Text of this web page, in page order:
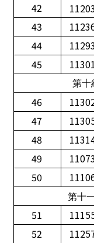
42
43
44
45
第十
46
47
48
49
50
第十
51
52